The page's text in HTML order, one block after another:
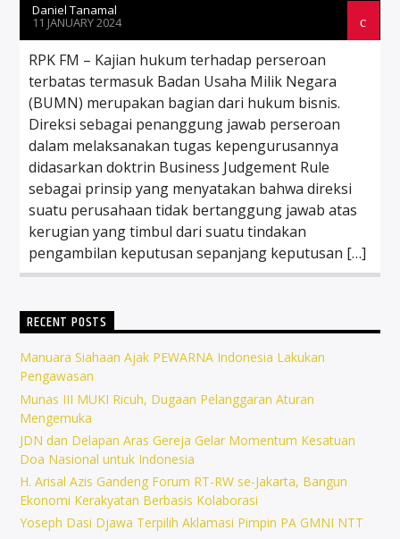
Daniel Tanamal
11 JANUARY 2024
RPK FM – Kajian hukum terhadap perseroan
terbatas termasuk Badan Usaha Milik Negara
(BUMN) merupakan bagian dari hukum bisnis.
Direksi sebagai penanggung jawab perseroan
dalam melaksanakan tugas kepengurusannya
didasarkan doktrin Business Judgement Rule
sebagai prinsip yang menyatakan bahwa direksi
suatu perusahaan tidak bertanggung jawab atas
kerugian yang timbul dari suatu tindakan
pengambilan keputusan sepanjang keputusan […]
RECENT POSTS
Manuara Siahaan Ajak PEWARNA Indonesia Lakukan
Pengawasan
Munas III MUKI Ricuh, Dugaan Pelanggaran Aturan
Mengemuka
JDN dan Delapan Aras Gereja Gelar Momentum Kesatuan
Doa Nasional untuk Indonesia
H. Arisal Azis Gandeng Forum RT-RW se-Jakarta, Bangun
Ekonomi Kerakyatan Berbasis Kolaborasi
Yoseph Dasi Djawa Terpilih Aklamasi Pimpin PA GMNI NTT